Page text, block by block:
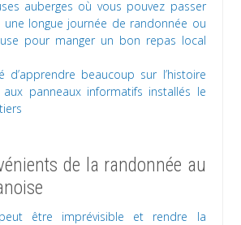
auberges où vous pouvez passer
longue journée de randonnée ou
pour manger un bon repas local
d’apprendre beaucoup sur l’histoire
aux panneaux informatifs installés le
de la randonnée au
être imprévisible et rendre la